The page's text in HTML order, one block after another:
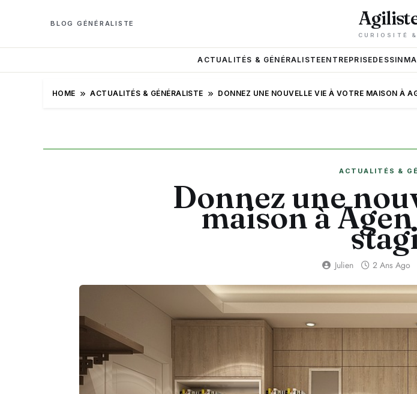
BLOG GÉNÉRALISTE
CURIOSITÉ
ACTUALITÉS & GÉNÉRALISTEENTREPRISEDESSIN
HOME ACTUALITÉS & GÉNÉRALISTE DONNEZ UNE NOUVELLE VIE À VOTRE MAISON À
ACTUALITÉS &
Donnez une
maison à
Julien 2 Ans Ago